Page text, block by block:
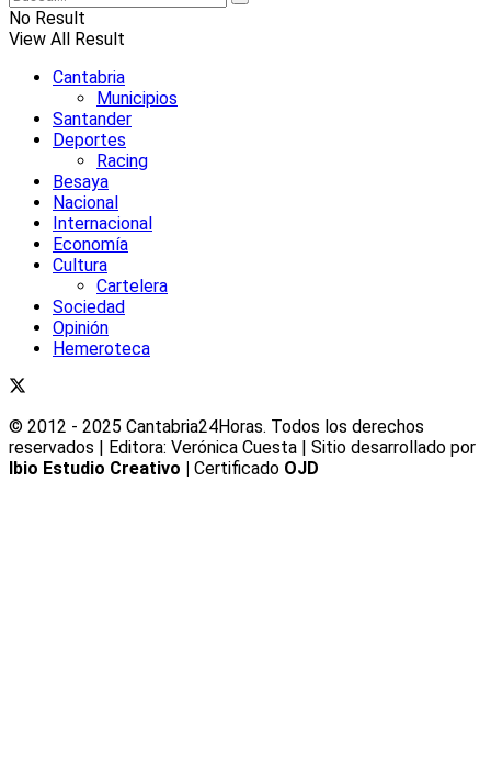
No Result
View All Result
Cantabria
Municipios
Santander
Deportes
Racing
Besaya
Nacional
Internacional
Economía
Cultura
Cartelera
Sociedad
Opinión
Hemeroteca
© 2012 - 2025 Cantabria24Horas. Todos los derechos
reservados | Editora: Verónica Cuesta | Sitio desarrollado por
Ibio Estudio Creativo |
Certificado OJD